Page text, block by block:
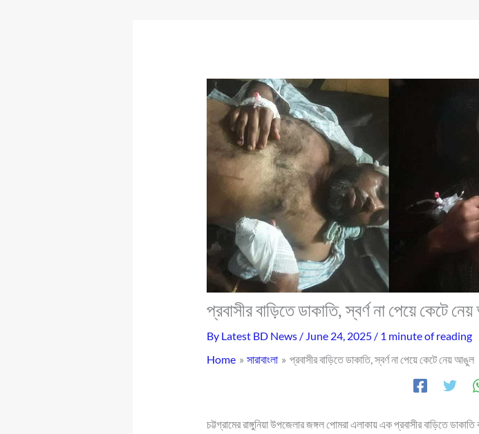
প্রবাসীর বাড়িতে ডাকাতি, স্বর্ণ না পেয়ে কেটে
By Latest BD News / June 24, 2025 / 1 minute of reading
Home
সারাবাংলা প্রবাসীর বাড়িতে ডাকাতি, স্বর্ণ না পেয়ে কেটে নেয় আঙুল
চট্টগ্রামের রাঙ্গুনিয়া উপজেলার জঙ্গল পোমরা এলাকায় এক প্রবাসীর বাড়িতে